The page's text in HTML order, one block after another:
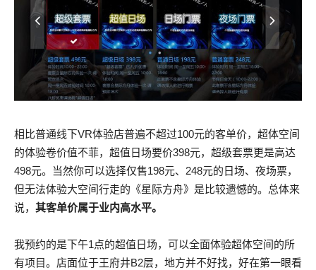
相比普通线下VR体验店普遍不超过100元的客单价，超体空间
的体验卷价值不菲，超值日场要价398元，超级套票更是高达
498元。当然你可以选择仅售198元、248元的日场、夜场票，
但无法体验大空间行走的《星际方舟》是比较遗憾的。总体来
说， 其客单价属于业内高水平。
我预约的是下午1点的超值日场，可以全面体验超体空间的所
有项目。店面位于王府井B2层，地方并不好找，好在第一眼看